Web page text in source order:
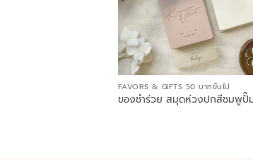
FAVORS & GIFTS 50 บาทขึ้นไป
ของชำร่วย สมุดห่วงปกสีชมพูปั๊